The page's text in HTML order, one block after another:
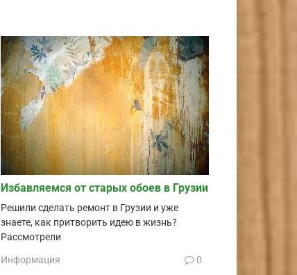
Избавляемся от старых обоев в Грузии
Решили сделать ремонт в Грузии и уже
знаете, как притворить идею в жизнь?
Рассмотрели
Информация 0